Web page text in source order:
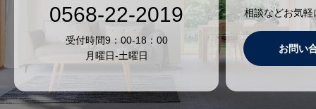
0568-22-2019
受付時間9：00-18：00
月曜日-土曜日
相談などお気
お問い